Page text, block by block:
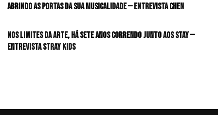
Abrindo as portas da sua musicalidade — Entrevista CHEN
Nos limites da arte, há sete anos correndo junto aos STAY —
Entrevista Stray Kids